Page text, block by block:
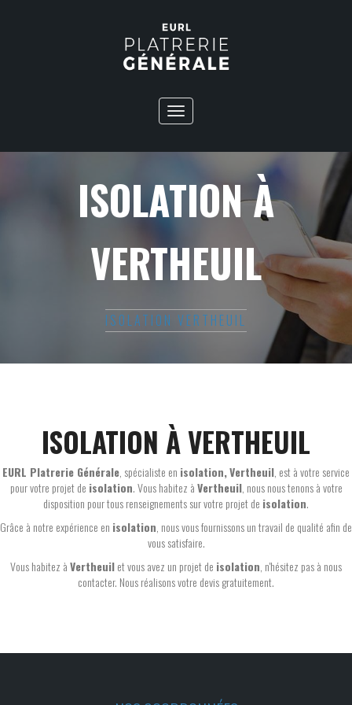
Toggle
navigation
ISOLATION À
VERTHEUIL
ISOLATION VERTHEUIL
ISOLATION À VERTHEUIL
EURL Platrerie Générale, spécialiste en isolation,Vertheuil, est à votre service
pour votre projet de isolation. Vous habitez àVertheuil, nous nous tenons à votre
disposition pour tous renseignements sur votre projet de isolation.
Grâce à notre expérience en isolation, nous vous fournissons un travail de qualité afin de
vous satisfaire.
Vous habitez àVertheuilet vous avez un projet de isolation, n'hésitez pas à nous
contacter. Nous réalisons votre devis gratuitement.